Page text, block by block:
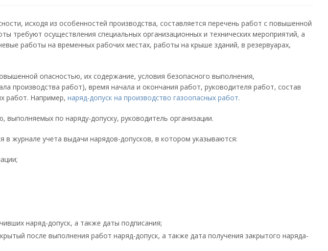
исходя из особенностей производства, составляется перечень работ с повышенной
требуют осуществления специальных организационных и технических мероприятий, а
работы на временных рабочих местах, работы на крыше зданий, в резервуарах,
опасностью, их содержание, условия безопасного выполнения,
производства работ), время начала и окончания работ, руководителя работ, состав
работ. Например, наряд-допуск на производство газоопасных работ.
по наряду-допуску, руководитель организации.
журнале учета выдачи нарядов-допусков, в котором указываются:
наряд-допуск, а также даты подписания;
после выполнения работ наряд-допуск, а также дата получения закрытого наряда-